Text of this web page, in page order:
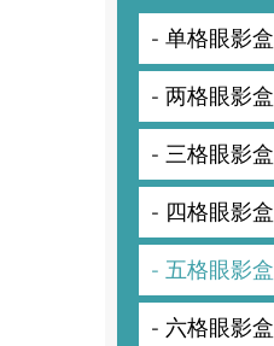
- 单格眼影盒
- 两格眼影盒
- 三格眼影盒
- 四格眼影盒
- 五格眼影盒
- 六格眼影盒